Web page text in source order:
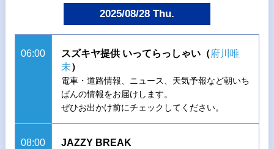
2025/08/28 Thu.
06:00 スズキヤ提供 いってらっしゃい（府川唯
未）
電車・道路情報、ニュース、天気予報など朝いち
ばんの情報をお届けします。
ぜひお出かけ前にチェックしてください。
08:00 JAZZY BREAK